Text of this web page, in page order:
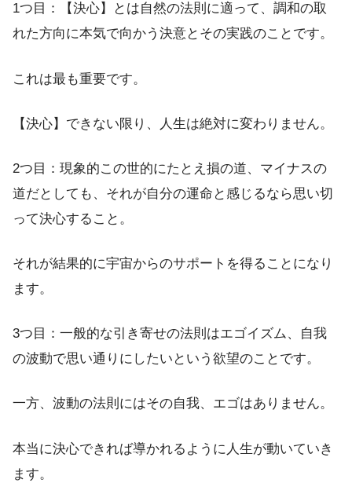
1つ目：【決心】とは自然の法則に適って、調和の取
れた方向に本気で向かう決意とその実践のことです。
これは最も重要です。
【決心】できない限り、人生は絶対に変わりません。
2つ目：現象的この世的にたとえ損の道、マイナスの
道だとしても、それが自分の運命と感じるなら思い切
って決心すること。
それが結果的に宇宙からのサポートを得ることになり
ます。
3つ目：一般的な引き寄せの法則はエゴイズム、自我
の波動で思い通りにしたいという欲望のことです。
一方、波動の法則にはその自我、エゴはありません。
本当に決心できれば導かれるように人生が動いていき
ます。